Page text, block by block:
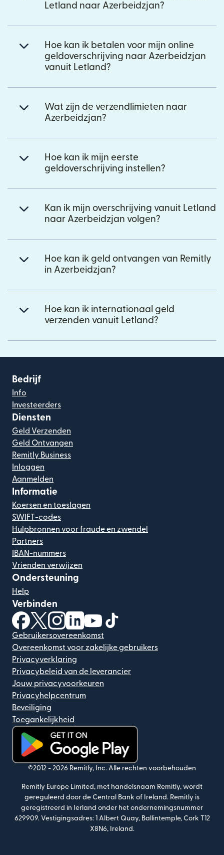
Letland naar Azerbeidzjan?
Hoe kan ik betalen voor mijn online
geldoverschrijving naar Azerbeidzjan
vanuit Letland?
Wat zijn de verzendlimieten naar
Azerbeidzjan?
Hoe kan ik mijn eerste
geldoverschrijving instellen?
Kan ik mijn overschrijving vanuit Letland
naar Azerbeidzjan volgen?
Hoe kan ik geld ontvangen van Remitly
in Azerbeidzjan?
Hoe kan ik internationaal geld
verzenden vanuit Letland?
Bedrijf
Info
Investeerders
Diensten
Geld Verzenden
Geld Ontvangen
Remitly Business
Inloggen
Aanmelden
Informatie
Koersen en toeslagen
SWIFT-codes
Hulpbronnen voor fraude en zwendel
Partners
IBAN-nummers
Vrienden verwijzen
Ondersteuning
Help
Verbinden
(wordt geopend in een nieuw venster)
(wordt geopend in een nieuw venster)
(wordt geopend in een nieuw venster)
(wordt geopend in een nieuw venster)
(wordt geopend in een nieuw
Gebruikersovereenkomst
Overeenkomst voor zakelijke gebruikers
Privacyverklaring
Privacybeleid van de leverancier
Jouw privacyvoorkeuren
Privacyhelpcentrum
Beveiliging
Toegankelijkheid
(wordt geopend in een nieuw venster)
©2012 - 2026 Remitly, Inc. Alle rechten voorbehouden
Remitly Europe Limited, met handelsnaam Remitly, wordt
gereguleerd door de Central Bank of Ireland. Remitly is
geregistreerd in Ierland onder het ondernemingsnummer
629909. Vestigingsadres: 1 Albert Quay, Ballintemple, Cork T12
X8N6, Ireland.